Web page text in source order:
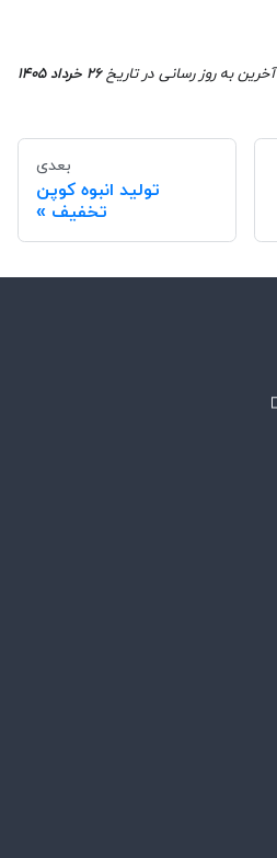
آخرین به روز رسانی در تاریخ۲۶ خرداد ۱۴۰۵
بعدی
تولید انبوه کوپن
تخفیف